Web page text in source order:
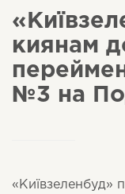
киянам
№3 на
«Київзеленбуд»